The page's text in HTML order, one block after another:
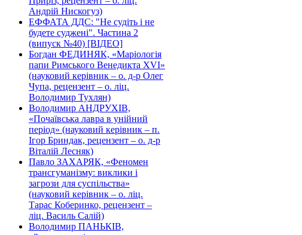
Андрій Нискогуз)
ЕФФАТА ДДС: "Не судіть і не
будете суджені". Частина 2
(випуск №40) [ВІДЕО]
Богдан ФЕДИНЯК, «Маріологія
папи Римського Венедикта XVI»
(науковий керівник – о. д-р Олег
Чупа, рецензент – о. ліц.
Володимир Тухлян)
Володимир АНДРУХІВ,
«Почаївська лавра в унійний
період» (науковий керівник – п.
Ігор Бриндак, рецензент – о. д-р
Віталій Лесняк)
Павло ЗАХАРЯК, «Феномен
трансгуманізму: виклики і
загрози для суспільства»
(науковий керівник – о. ліц.
Тарас Коберинко, рецензент –
ліц. Василь Салій)
Володимир ПАНЬКІВ,